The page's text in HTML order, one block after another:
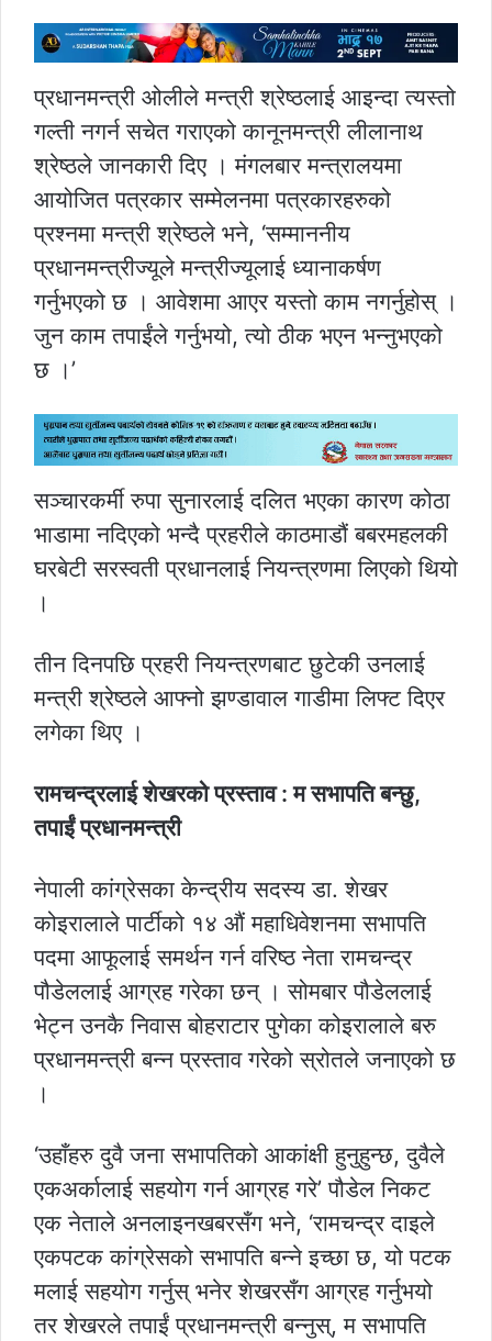
प्रधानमन्त्री ओलीले मन्त्री श्रेष्ठलाई आइन्दा त्यस्तो
गल्ती नगर्न सचेत गराएको कानूनमन्त्री लीलानाथ
श्रेष्ठले जानकारी दिए । मंगलबार मन्त्रालयमा
आयोजित पत्रकार सम्मेलनमा पत्रकारहरुको
प्रश्नमा मन्त्री श्रेष्ठले भने, ‘सम्माननीय
प्रधानमन्त्रीज्यूले मन्त्रीज्यूलाई ध्यानाकर्षण
गर्नुभएको छ । आवेशमा आएर यस्तो काम नगर्नुहोस् ।
जुन काम तपाईंले गर्नुभयो, त्यो ठीक भएन भन्नुभएको
छ ।’
सञ्चारकर्मी रुपा सुनारलाई दलित भएका कारण कोठा
भाडामा नदिएको भन्दै प्रहरीले काठमाडौं बबरमहलकी
घरबेटी सरस्वती प्रधानलाई नियन्त्रणमा लिएको थियो
।
तीन दिनपछि प्रहरी नियन्त्रणबाट छुटेकी उनलाई
मन्त्री श्रेष्ठले आफ्नो झण्डावाल गाडीमा लिफ्ट दिएर
लगेका थिए ।
रामचन्द्रलाई शेखरको प्रस्ताव : म सभापति बन्छु,
तपाईं प्रधानमन्त्री
नेपाली कांग्रेसका केन्द्रीय सदस्य डा. शेखर
कोइरालाले पार्टीको १४ औं महाधिवेशनमा सभापति
पदमा आफूलाई समर्थन गर्न वरिष्ठ नेता रामचन्द्र
पौडेललाई आग्रह गरेका छन् । सोमबार पौडेललाई
भेट्न उनकै निवास बोहराटार पुगेका कोइरालाले बरु
प्रधानमन्त्री बन्न प्रस्ताव गरेको स्रोतले जनाएको छ
।
‘उहाँहरु दुवै जना सभापतिको आकांक्षी हुनुहुन्छ, दुवैले
एकअर्कालाई सहयोग गर्न आग्रह गरे’ पौडेल निकट
एक नेताले अनलाइनखबरसँग भने, ‘रामचन्द्र दाइले
एकपटक कांग्रेसको सभापति बन्ने इच्छा छ, यो पटक
मलाई सहयोग गर्नुस् भनेर शेखरसँग आग्रह गर्नुभयो
तर शेखरले तपाईं प्रधानमन्त्री बन्नुस्, म सभापति